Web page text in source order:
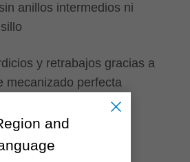
anillos intermedios ni
y retrabajos gracias a
mecanizado perfecta
and